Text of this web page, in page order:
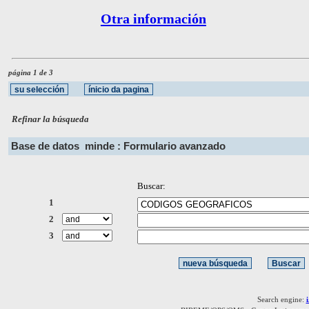
Otra información
página 1 de 3
Refinar la búsqueda
Base de datos minde : Formulario avanzado
Buscar:
1
2
3
Search engine: